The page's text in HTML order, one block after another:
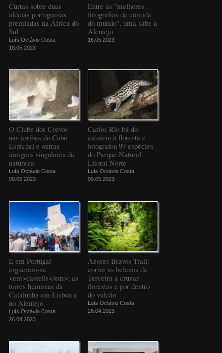
Curtas sobre duas
aldeias portuguesas
premiadas na África do
Sul
Luís Octávio Costa
18.05.2023
Entre as "melhores
fotografias de comida
do mundo", uma sabe a
Alentejo
16.05.2023
O Clube dos Corvos
nas arribas do Cabo
Espichel e outras
imagens singulares da
natureza
Luís Octávio Costa
09.05.2023
Carlos Rio foi do
estuário à floresta e
fotografou 97 espécies
do Parque Natural
Litoral Norte
Luís Octávio Costa
09.05.2023
E em Portugal
ergueram-se
<em>castells</em>: as
torres humanas da
Catalunha em Lisboa e
no Alentejo
Luís Octávio Costa
26.04.2023
Azores Bravos Trail:
correr as belezas da
Terceira a cruzar
florestas e por dentro
do vulcão
Luís Octávio Costa
26.04.2023